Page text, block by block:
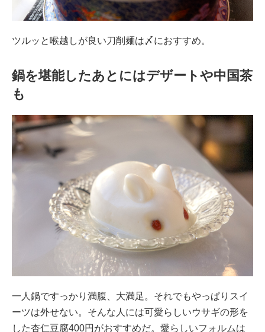
ツルッと喉越しが良い刀削麺は〆におすすめ。
鍋を堪能したあとにはデザートや中国茶
も
一人鍋ですっかり満腹、大満足。それでもやっぱりスイ
ーツは外せない。そんな人には可愛らしいウサギの形を
した杏仁豆腐400円がおすすめだ。愛らしいフォルムは